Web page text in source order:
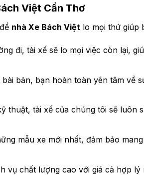
Việt Cần Thơ
nhà Xe Bách Việt lo mọi thứ giúp
đi, tài xế sẽ lo mọi việc còn lại,
bản, bạn hoàn toàn yên tâm về
thuật, tài xế của chúng tôi sẽ luôn
mẫu xe mới nhất, đảm bảo
vụ chất lượng cao với giá cả hợp lý